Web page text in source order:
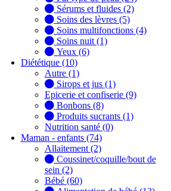
Sérums et fluides (2)
Soins des lèvres (5)
Soins multifonctions (4)
Soins nuit (1)
Yeux (6)
Diététique (10)
Autre (1)
Sirops et jus (1)
Epicerie et confiserie (9)
Bonbons (8)
Produits sucrants (1)
Nutrition santé (0)
Maman - enfants (74)
Allaitement (2)
Coussinet/coquille/bout de
sein (2)
Bébé (60)